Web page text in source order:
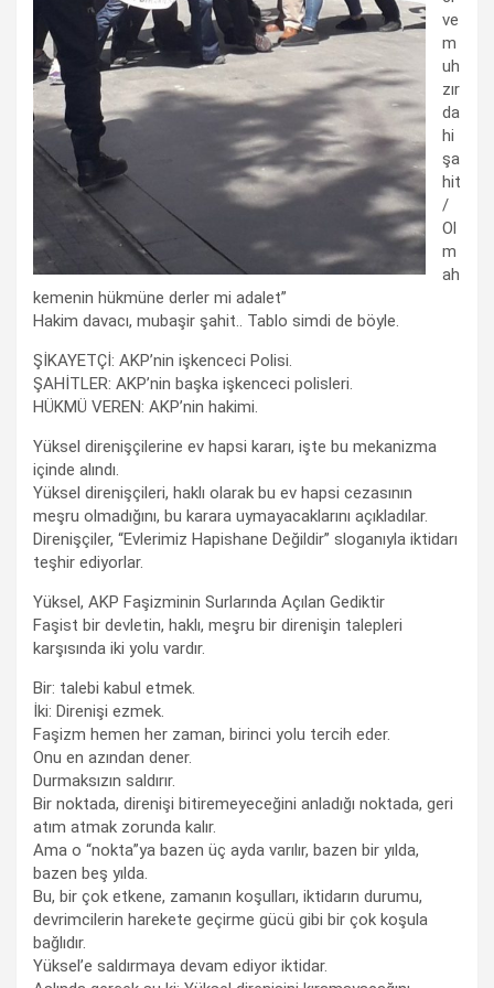
ve
m
uh
zır
da
hi
şa
hit
/
Ol
m
ah
kemenin hükmüne derler mi adalet”
Hakim davacı, mubaşir şahit.. Tablo simdi de böyle.
ŞİKAYETÇİ: AKP’nin işkenceci Polisi.
ŞAHİTLER: AKP’nin başka işkenceci polisleri.
HÜKMÜ VEREN: AKP’nin hakimi.
Yüksel direnişçilerine ev hapsi kararı, işte bu mekanizma
içinde alındı.
Yüksel direnişçileri, haklı olarak bu ev hapsi cezasının
meşru olmadığını, bu karara uymayacaklarını açıkladılar.
Direnişçiler, “Evlerimiz Hapishane Değildir” sloganıyla iktidarı
teşhir ediyorlar.
Yüksel, AKP Faşizminin Surlarında Açılan Gediktir
Faşist bir devletin, haklı, meşru bir direnişin talepleri
karşısında iki yolu vardır.
Bir: talebi kabul etmek.
İki: Direnişi ezmek.
Faşizm hemen her zaman, birinci yolu tercih eder.
Onu en azından dener.
Durmaksızın saldırır.
Bir noktada, direnişi bitiremeyeceğini anladığı noktada, geri
atım atmak zorunda kalır.
Ama o “nokta”ya bazen üç ayda varılır, bazen bir yılda,
bazen beş yılda.
Bu, bir çok etkene, zamanın koşulları, iktidarın durumu,
devrimcilerin harekete geçirme gücü gibi bir çok koşula
bağlıdır.
Yüksel’e saldırmaya devam ediyor iktidar.